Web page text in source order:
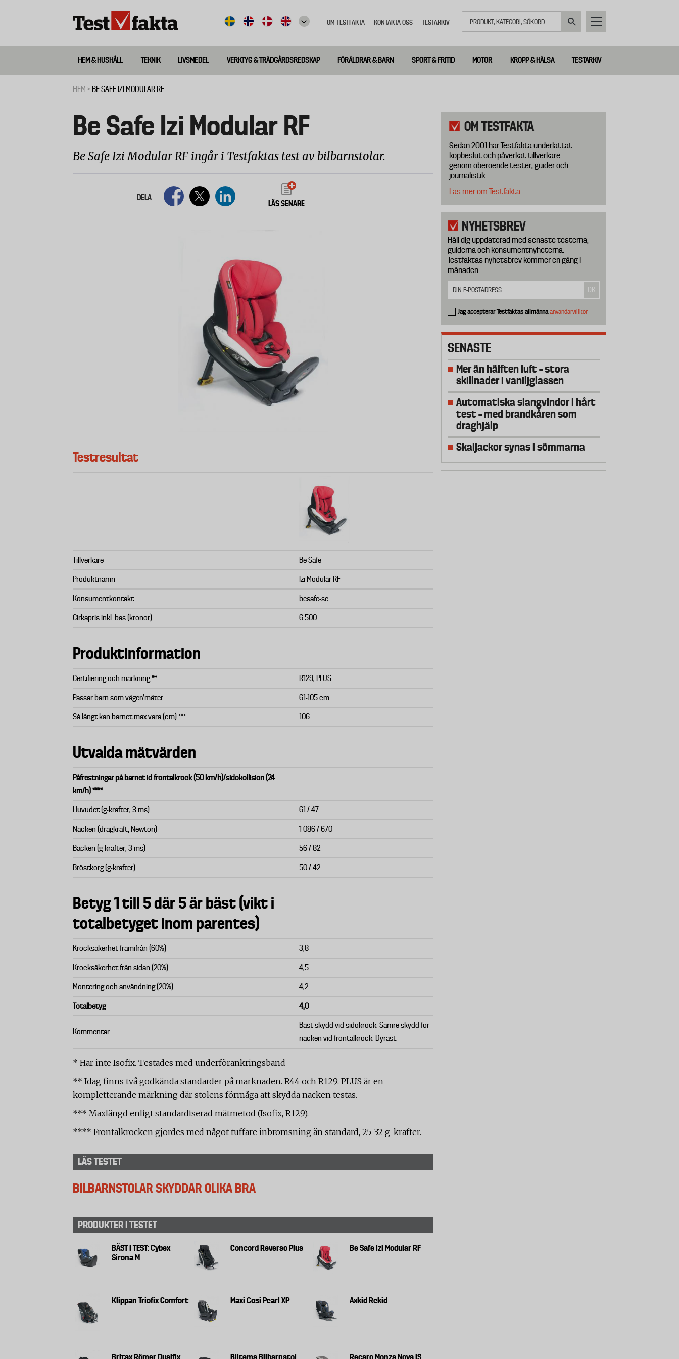
meny
OM TESTFAKTA KONTAKTA OSS TESTARKIV
Huvudmeny
ny
HEM & HUSHÅLL TEKNIK LIVSMEDEL VERKTYG & TRÄDGÅRDSREDSKAP FÖRÄLDRAR & BARN SPORT & FRITID MOTOR KROPP & HÄLSA TESTARKIV
HEM BE SAFE IZI MODULAR RF
Be Safe Izi Modular RF
Be Safe Izi Modular RF ingår i Testfaktas test av bilbarnstolar.
DELA
LÄS SENARE
Testresultat
Tillverkare Be Safe
Produktnamn Izi Modular RF
Konsumentkontakt besafe-se
Cirkapris inkl. bas (kronor) 6 500
Produktinformation
Certifiering och märkning ** R129, PLUS
Passar barn som väger/mäter 61-105 cm
Så långt kan barnet max vara (cm) *** 106
Utvalda mätvärden
Påfrestningar på barnet id frontalkrock (50 km/h)/sidokollision (24
km/h) ****
Huvudet (g-krafter, 3 ms) 61 / 47
Nacken (dragkraft, Newton) 1 086 / 670
Bäcken (g-krafter, 3 ms) 56 / 82
Bröstkorg (g-krafter) 50 / 42
Betyg 1 till 5 där 5 är bäst (vikt i
totalbetyget inom parentes)
Krocksäkerhet framifrån (60%) 3,8
Krocksäkerhet från sidan (20%) 4,5
Montering och användning (20%) 4,2
Totalbetyg 4,0
Kommentar
Bäst skydd vid sidokrock. Sämre skydd för
nacken vid frontalkrock. Dyrast.
* Har inte Isofix. Testades med underförankringsband
** Idag finns två godkända standarder på marknaden. R44 och R129. PLUS är en
kompletterande märkning där stolens förmåga att skydda nacken testas.
*** Maxlängd enligt standardiserad mätmetod (Isofix, R129).
**** Frontalkrocken gjordes med något tuffare inbromsning än standard, 25-32 g-krafter.
LÄS TESTET
BILBARNSTOLAR SKYDDAR OLIKA BRA
PRODUKTER I TESTET
BÄST I TEST: Cybex
Sirona M
Concord Reverso Plus Be Safe Izi Modular RF
Klippan Triofix Comfort Maxi Cosi Pearl XP Axkid Rekid
OM TESTFAKTA
Sedan 2001 har Testfakta underlättat
köpbeslut och påverkat tillverkare
genom oberoende tester, guider och
journalistik.
Läs mer om Testfakta.
NYHETSBREV
Håll dig uppdaterad med senaste testerna,
guiderna och konsumentnyheterna.
Testfaktas nyhetsbrev kommer en gång i
månaden.
Jag accepterar Testfaktas allmännaanvändarvillkor
SENASTE
Mer än hälften luft – stora
skillnader i vaniljglassen
Automatiska slangvindor i hårt
test – med brandkåren som
draghjälp
Skaljackor synas i sömmarna